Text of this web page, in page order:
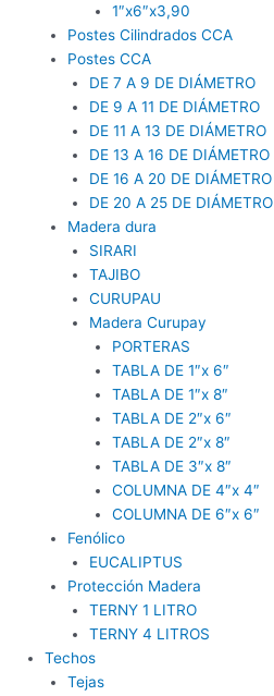
1″x6″x3,90
Postes Cilindrados CCA
Postes CCA
DE 7 A 9 DE DIÁMETRO
DE 9 A 11 DE DIÁMETRO
DE 11 A 13 DE DIÁMETRO
DE 13 A 16 DE DIÁMETRO
DE 16 A 20 DE DIÁMETRO
DE 20 A 25 DE DIÁMETRO
Madera dura
SIRARI
TAJIBO
CURUPAU
Madera Curupay
PORTERAS
TABLA DE 1″x 6″
TABLA DE 1″x 8″
TABLA DE 2″x 6″
TABLA DE 2″x 8″
TABLA DE 3″x 8″
COLUMNA DE 4″x 4″
COLUMNA DE 6″x 6″
Fenólico
EUCALIPTUS
Protección Madera
TERNY 1 LITRO
TERNY 4 LITROS
Techos
Tejas